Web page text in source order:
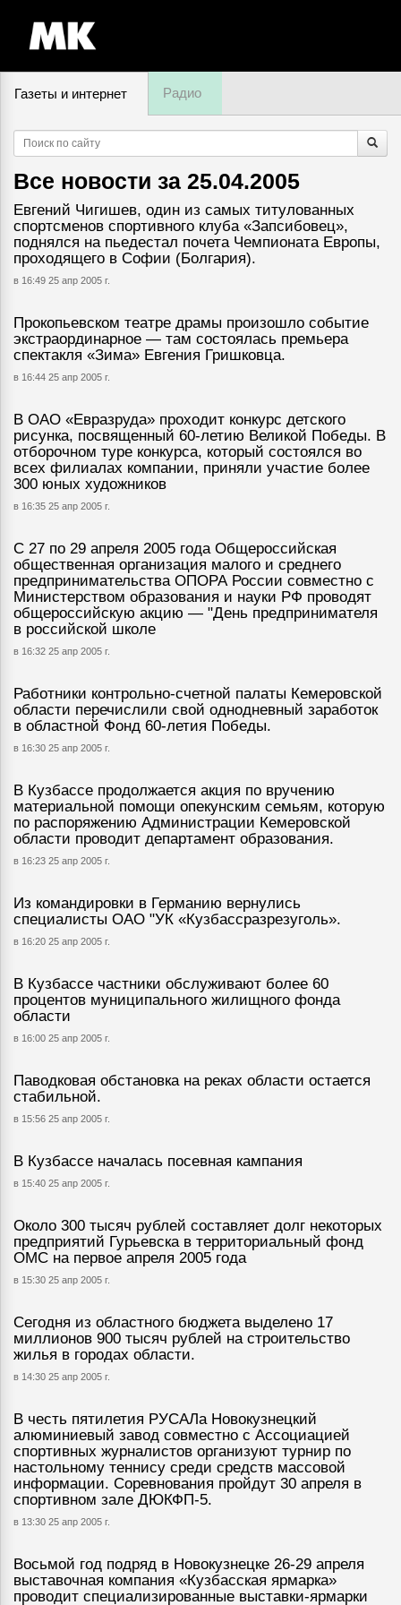
Газеты и интернет Радио
Все новости за 25.04.2005
Евгений Чигишев, один из самых титулованных
спортсменов спортивного клуба «Запсибовец»,
поднялся на пьедестал почета Чемпионата Европы,
проходящего в Софии (Болгария).
в 16:49 25 апр 2005 г.
Прокопьевском театре драмы произошло событие
экстраординарное — там состоялась премьера
спектакля «Зима» Евгения Гришковца.
в 16:44 25 апр 2005 г.
В ОАО «Евразруда» проходит конкурс детского
рисунка, посвященный 60-летию Великой Победы. В
отборочном туре конкурса, который состоялся во
всех филиалах компании, приняли участие более
300 юных художников
в 16:35 25 апр 2005 г.
С 27 по 29 апреля 2005 года Общероссийская
общественная организация малого и среднего
предпринимательства ОПОРА России совместно с
Министерством образования и науки РФ проводят
общероссийскую акцию — "День предпринимателя
в российской школе
в 16:32 25 апр 2005 г.
Работники контрольно-счетной палаты Кемеровской
области перечислили свой однодневный заработок
в областной Фонд 60-летия Победы.
в 16:30 25 апр 2005 г.
В Кузбассе продолжается акция по вручению
материальной помощи опекунским семьям, которую
по распоряжению Администрации Кемеровской
области проводит департамент образования.
в 16:23 25 апр 2005 г.
Из командировки в Германию вернулись
специалисты ОАО "УК «Кузбассразрезуголь».
в 16:20 25 апр 2005 г.
В Кузбассе частники обслуживают более 60
процентов муниципального жилищного фонда
области
в 16:00 25 апр 2005 г.
Паводковая обстановка на реках области остается
стабильной.
в 15:56 25 апр 2005 г.
В Кузбассе началась посевная кампания
в 15:40 25 апр 2005 г.
Около 300 тысяч рублей составляет долг некоторых
предприятий Гурьевска в территориальный фонд
ОМС на первое апреля 2005 года
в 15:30 25 апр 2005 г.
Сегодня из областного бюджета выделено 17
миллионов 900 тысяч рублей на строительство
жилья в городах области.
в 14:30 25 апр 2005 г.
В честь пятилетия РУСАЛа Новокузнецкий
алюминиевый завод совместно с Ассоциацией
спортивных журналистов организуют турнир по
настольному теннису среди средств массовой
информации. Соревнования пройдут 30 апреля в
спортивном зале ДЮКФП-5.
в 13:30 25 апр 2005 г.
Восьмой год подряд в Новокузнецке 26-29 апреля
выставочная компания «Кузбасская ярмарка»
проводит специализированные выставки-ярмарки